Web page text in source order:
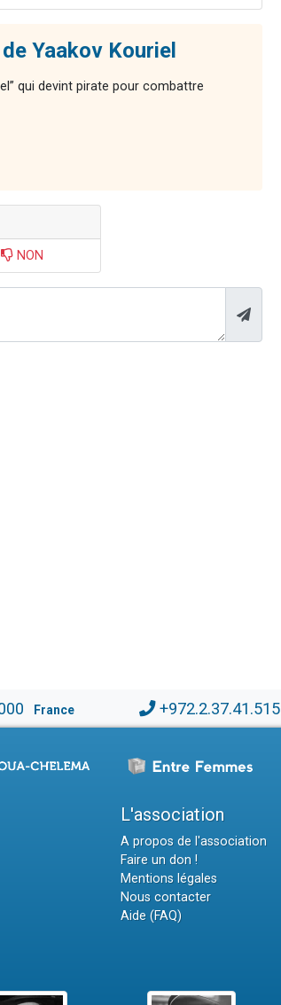
Yaakov Kouriel
qui devint pirate pour combattre
NON
France +972.2.37.41.515
L'association
A propos de l'association
Faire un don !
Mentions légales
Nous contacter
Aide (FAQ)